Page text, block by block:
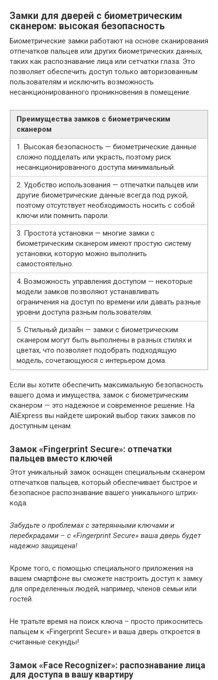
Замки для дверей с биометрическим
сканером: высокая безопасность
Биометрические замки работают на основе сканирования
отпечатков пальцев или других биометрических данных,
таких как распознавание лица или сетчатки глаза. Это
позволяет обеспечить доступ только авторизованным
пользователям и исключить возможность
несанкционированного проникновения в помещение.
Преимущества замков с биометрическим
сканером
1. Высокая безопасность — биометрические данные
сложно подделать или украсть, поэтому риск
несанкционированного доступа минимальный.
2. Удобство использования — отпечатки пальцев или
другие биометрические данные всегда под рукой,
поэтому отсутствует необходимость носить с собой
ключи или помнить пароли.
3. Простота установки — многие замки с
биометрическим сканером имеют простую систему
установки, которую можно выполнить
самостоятельно.
4. Возможность управления доступом — некоторые
модели замков позволяют устанавливать
ограничения на доступ по времени или давать разные
уровни доступа разным пользователям.
5. Стильный дизайн — замки с биометрическим
сканером могут быть выполнены в разных стилях и
цветах, что позволяет подобрать подходящую
модель, сочетающуюся с интерьером дома.
Если вы хотите обеспечить максимальную безопасность
вашего дома и имущества, замок с биометрическим
сканером — это надежное и современное решение. На
AliExpress вы найдете широкий выбор таких замков по
доступным ценам.
Замок «Fingerprint Secure»: отпечатки
пальцев вместо ключей
Этот уникальный замок оснащен специальным сканером
отпечатков пальцев, который обеспечивает быстрое и
безопасное распознавание вашего уникального штрих-
кода.
Забудьте о проблемах с затерянными ключами и
перебкрадами – с «Fingerprint Secure» ваша дверь будет
надежно защищена!
Кроме того, с помощью специального приложения на
вашем смартфоне вы сможете настроить доступ к замку
для определенных людей, например, членов семьи или
гостей.
Не тратьте время на поиск ключа – просто прикоснитесь
пальцем к «Fingerprint Secure» и ваша дверь откроется в
считанные секунды!
Замок «Face Recognizer»: распознавание лица
для доступа в вашу квартиру